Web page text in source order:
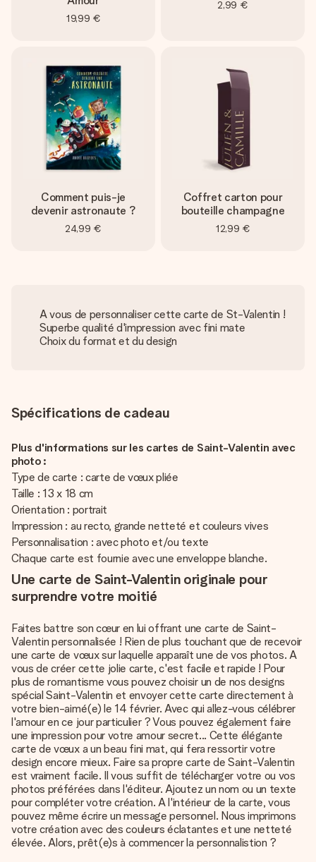
19,99 €
2,99 €
Comment puis-je
devenir astronaute ?
24,99 €
Coffret carton pour
bouteille champagne
12,99 €
A vous de personnaliser cette carte de St-Valentin !
Superbe qualité d'impression avec fini mate
Choix du format et du design
Spécifications de cadeau
Plus d'informations sur les cartes de Saint-Valentin avec
photo :
Type de carte : carte de vœux pliée
Taille : 13 x 18 cm
Orientation : portrait
Impression : au recto, grande netteté et couleurs vives
Personnalisation : avec photo et/ou texte
Chaque carte est fournie avec une enveloppe blanche.
Une carte de Saint-Valentin originale pour
surprendre votre moitié
Faites battre son cœur en lui offrant une carte de Saint-
Valentin personnalisée ! Rien de plus touchant que de recevoir
une carte de vœux sur laquelle apparaît une de vos photos. A
vous de créer cette jolie carte, c'est facile et rapide ! Pour
plus de romantisme vous pouvez choisir un de nos designs
spécial Saint-Valentin et envoyer cette carte directement à
votre bien-aimé(e) le 14 février. Avec qui allez-vous célébrer
l'amour en ce jour particulier ? Vous pouvez également faire
une impression pour votre amour secret... Cette élégante
carte de vœux a un beau fini mat, qui fera ressortir votre
design encore mieux. Faire sa propre carte de Saint-Valentin
est vraiment facile. Il vous suffit de télécharger votre ou vos
photos préférées dans l'éditeur. Ajoutez un nom ou un texte
pour compléter votre création. A l'intérieur de la carte, vous
pouvez même écrire un message personnel. Nous imprimons
votre création avec des couleurs éclatantes et une netteté
élevée. Alors, prêt(e)s à commencer la personnalistion ?